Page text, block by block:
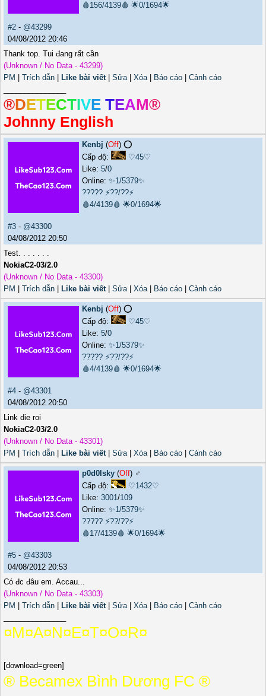
🩸156/4139🩸 🌟0/1694🌟
#2 - @43299
04/08/2012 20:46
Thank top. Tui đang rất cần
(Unknown / No Data - 43299)
PM
Trích dẫn Like bài viết| Sửa| Xóa| Báo cáo
Cảnh cáo
®DETECTIVE TEAM®
Johnny English
Kenbj (Off) ⭕️
Cấp độ:
♡45♡
Like: 5/0
Online: ✨1/5379✨
????? ⚡??/??⚡
🩸4/4139🩸 🌟0/1694🌟
#3 - @43300
04/08/2012 20:50
Test. . . . . . .
NokiaC2-03/2.0
(Unknown / No Data - 43300)
PM
Trích dẫn Like bài viết| Sửa| Xóa| Báo cáo Cảnh cáo
Kenbj (Off) ⭕️
Cấp độ:
♡45♡
Like: 5/0
Online: ✨1/5379✨
????? ⚡??/??⚡
🩸4/4139🩸 🌟0/1694🌟
#4 - @43301
04/08/2012 20:50
Link die roi
NokiaC2-03/2.0
(Unknown / No Data - 43301)
PM
Trích dẫn Like bài viết| Sửa| Xóa| Báo cáo Cảnh cáo
p0d0lsky (Off) ♂️
Cấp độ:
♡1432♡
Like: 3001/109
Online: ✨1/5379✨
????? ⚡??/??⚡
🩸17/4139🩸 🌟0/1694🌟
#5 - @43303
04/08/2012 20:53
Có đc đâu em. Accau...
(Unknown / No Data - 43303)
PM
Trích dẫn Like bài viết| Sửa| Xóa| Báo cáo
Cảnh cáo
¤M¤A¤N¤E¤T¤O¤R¤
[download=green]
­® Becamex Bình Dương FC ®